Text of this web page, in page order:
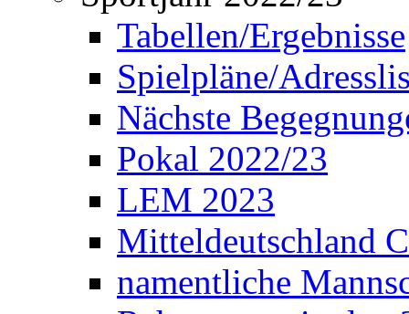
Tabellen/Ergebnisse
Spielpläne/
Nächste
Pokal 2022/23
LEM 2023
Mitteldeutschland
namentliche